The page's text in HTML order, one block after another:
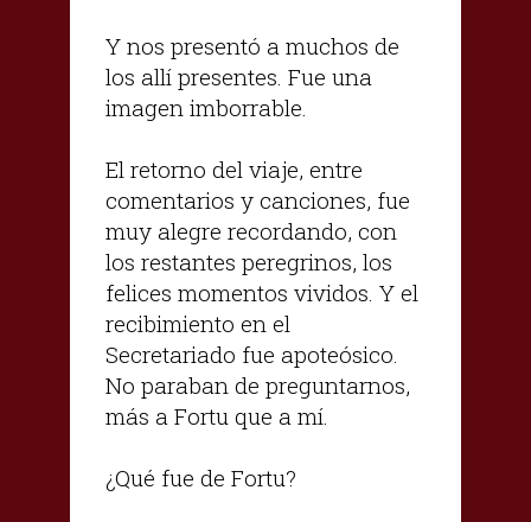
Y nos presentó a muchos de
los allí presentes. Fue una
imagen imborrable.
El retorno del viaje, entre
comentarios y canciones, fue
muy alegre recordando, con
los restantes peregrinos, los
felices momentos vividos. Y el
recibimiento en el
Secretariado fue apoteósico.
No paraban de preguntarnos,
más a Fortu que a mí.
¿Qué fue de Fortu?